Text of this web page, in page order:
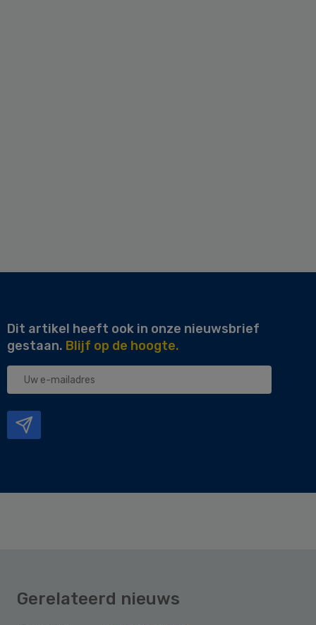
Dit artikel heeft ook in onze nieuwsbrief
gestaan. Blijf op de hoogte.
Uw
Gerelateerd nieuws